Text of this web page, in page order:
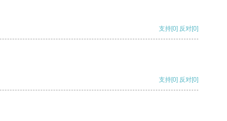
支持[0] 反对[0]
支持[0] 反对[0]